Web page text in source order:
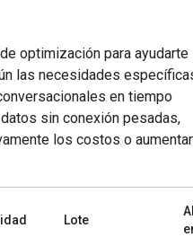
optimización para ayudarte
las necesidades
en tiempo
sin conexión pesadas,
los costos o aumentar
Lote